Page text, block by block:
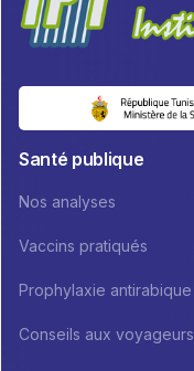
Santé publique
Nos analyses
Vaccins pratiqués
Prophylaxie antirabique
Conseils aux voyageurs